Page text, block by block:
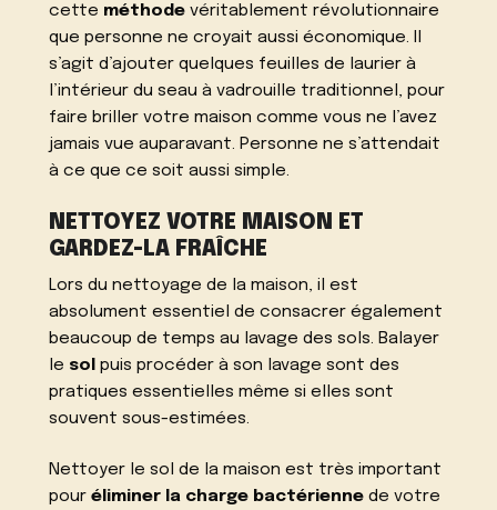
cette méthode véritablement révolutionnaire
que personne ne croyait aussi économique. Il
s’agit d’ajouter quelques feuilles de laurier à
l’intérieur du seau à vadrouille traditionnel, pour
faire briller votre maison comme vous ne l’avez
jamais vue auparavant. Personne ne s’attendait
à ce que ce soit aussi simple.
NETTOYEZ VOTRE MAISON ET
GARDEZ-LA FRAÎCHE
Lors du nettoyage de la maison, il est
absolument essentiel de consacrer également
beaucoup de temps au lavage des sols. Balayer
le sol puis procéder à son lavage sont des
pratiques essentielles même si elles sont
souvent sous-estimées.
Nettoyer le sol de la maison est très important
pouréliminer la charge bactérienne de votre